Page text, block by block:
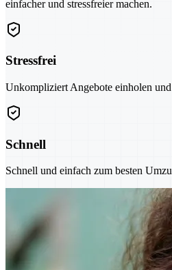
einfacher und stressfreier machen.
Stressfrei
Unkompliziert Angebote einholen
Schnell
Schnell und einfach zum besten